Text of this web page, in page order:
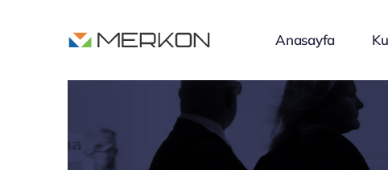
Anasayfa